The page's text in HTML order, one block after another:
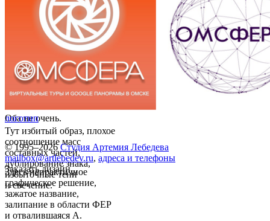
Оба не очень.
Тут избитый образ, плохое
соотношение масс
составных частей,
дублирование знака,
избыточные тени
и свечение.
Здесь непрактичное
графическое решение,
зажатое название,
залипание в области ФЕР
и отвалившаяся А.
логотип
© 1995–2026 Студия Артемия Лебедева
mailbox@artlebedev.ru, адреса и телефоны
Заказать дизайн...